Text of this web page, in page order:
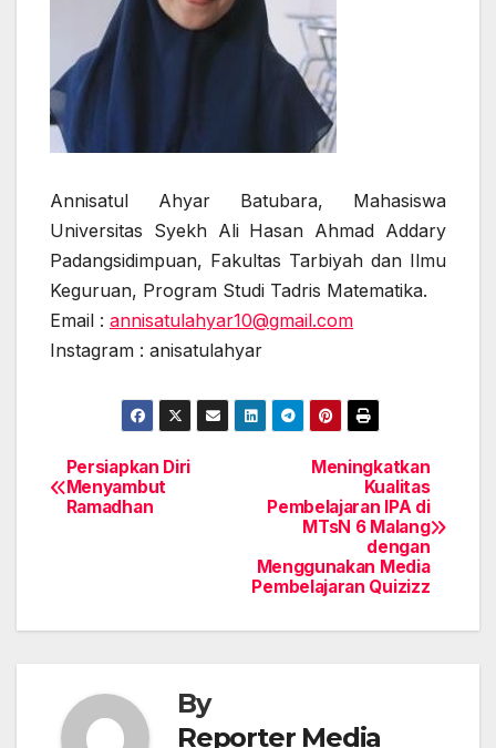
Annisatul Ahyar Batubara, Mahasiswa
Universitas Syekh Ali Hasan Ahmad Addary
Padangsidimpuan, Fakultas Tarbiyah dan Ilmu
Keguruan, Program Studi Tadris Matematika.
Email : annisatulahyar10@gmail.com
Instagram : anisatulahyar
Post
navigation
Meningkatkan
Kualitas
Pembelajaran IPA di
MTsN 6 Malang
dengan
Menggunakan Media
Pembelajaran Quizizz
Persiapkan Diri
Menyambut
Ramadhan
By
Reporter Media